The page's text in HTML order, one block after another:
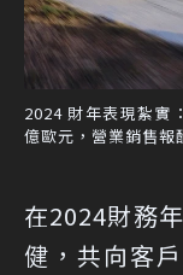
2024 財年表現紮實
億歐元，營業銷售
在2024財務
健，共向客